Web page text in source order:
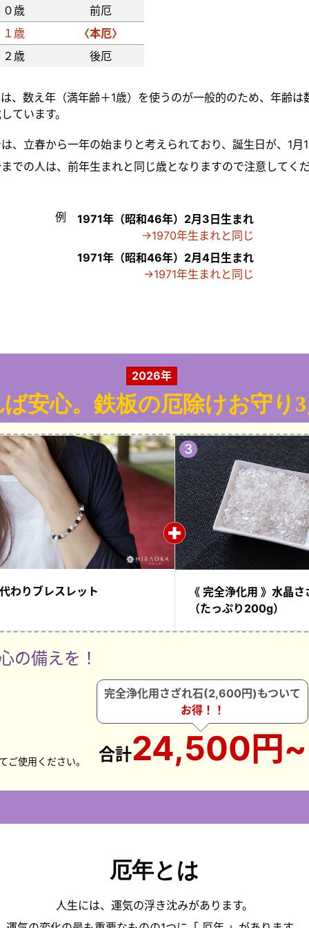
０歳
前厄
１歳
〈本厄〉
２歳
後厄
、数え年（満年齢＋1歳）を使うのが一般的のため、年齢は
ています。
、立春から一年の始まりと考えられており、誕生日が、1月
での人は、前年生まれと同じ歳となりますので注意してく
例 1971年（昭和46年） 2月3日生まれ
→1970年生まれと同じ
1971年（昭和46年） 2月4日生まれ
→1971年生まれと同じ
2026年
安心。 鉄板の厄除けお守り
わり ブレスレット
《 完全浄化用 》水晶
（たっぷり200g）
の備えを！
ご使用ください。
完全浄化用さざれ石(2,600円)もついて
お得！！
合計24,500円~
厄年とは
人生には、運気の浮き沈みがあります。